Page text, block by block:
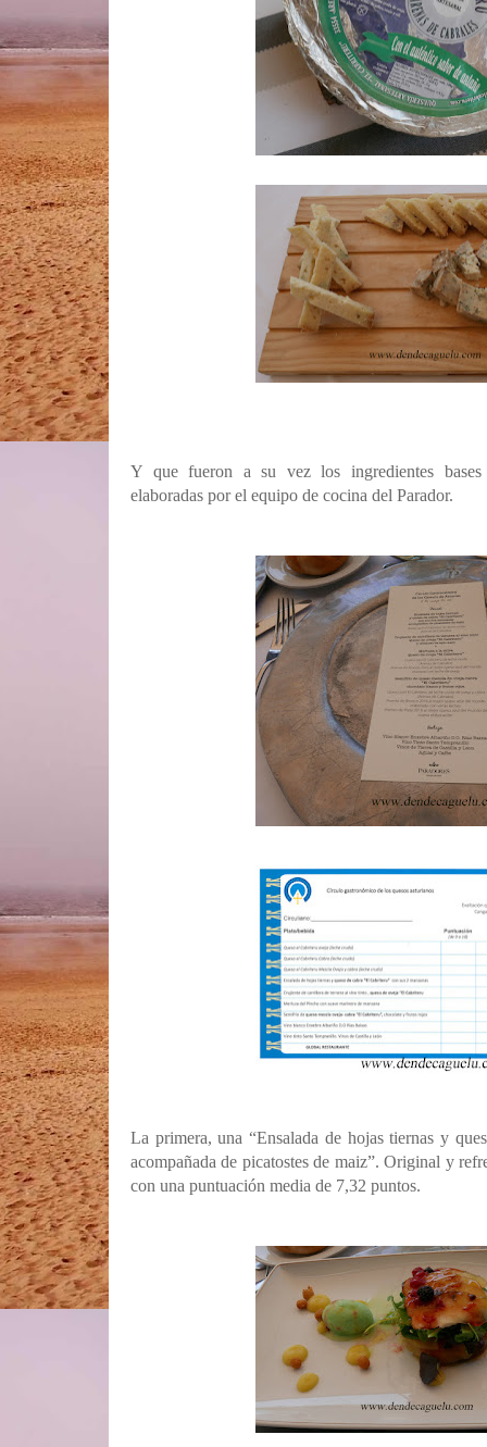
Y que fueron a su vez los ingredientes bases
elaboradas por el equipo de cocina del Parador.
La primera, una “Ensalada de hojas tiernas y
acompañada de picatostes de maiz”. Original y
con una puntuación media de 7,32 puntos.